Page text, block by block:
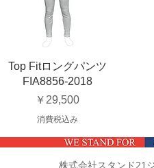
Top Fitロングパンツ
FIA8856-2018
価格
￥29,500
消費税込み
株式会社スタンド21